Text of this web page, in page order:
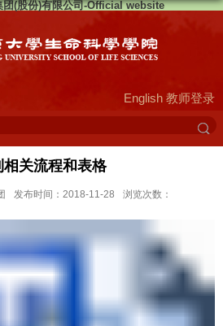
团(股份)有限公司-Official website
English 教师登录
相关流程和表格
发布时间：2018-11-28 浏览次数：